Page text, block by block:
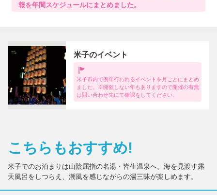
報を年間スケジュールにまとめました。
米子のイベント
米子市内で例年行われるイベントを月ごとにまとめ
ました。※開催しない年もありますので開催の有無
は問い合わせ先にて確認をしてください。
こちらもおすすめ!
米子でのお泊まりは山陰屈指の名湯・皆生温泉へ。海を見渡す露
天風呂をしつらえ、潮風を感じながらの湯三昧が楽しめます。